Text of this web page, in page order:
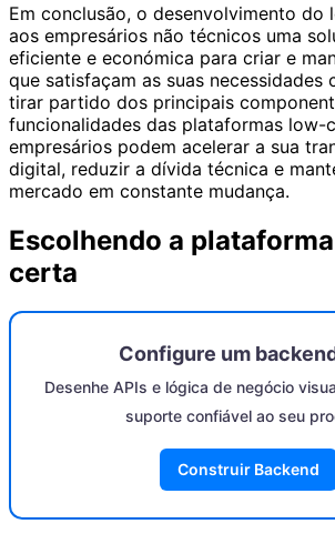
Em conclusão, o desenvolvimento do
aos empresários não técnicos uma
eficiente e económica para criar e
que satisfaçam as suas necessidades
tirar partido dos principais
funcionalidades das plataformas low-
empresários podem acelerar a sua
digital, reduzir a dívida técnica e
mercado em constante mudança.
Escolhendo a
certa
Configure um
Desenhe APIs e lógica de negócio
suporte confiável ao seu
Construir Backend